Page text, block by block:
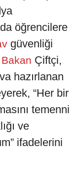
öğrencilere
güvenliği
Bakan Çiftçi,
hazırlanan
“Her bir
temenni
ve
ifadelerini